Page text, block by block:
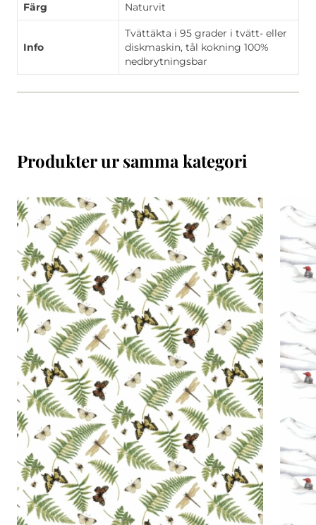
Färg Naturvit
Info
Tvättäkta i 95 grader i tvätt- eller
diskmaskin, tål kokning 100%
nedbrytningsbar
Produkter ur samma kategori